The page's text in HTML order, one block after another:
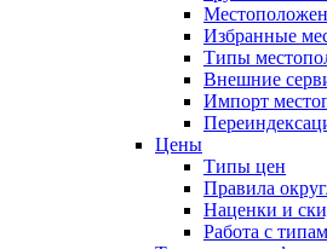
Избранные
Типы
Внешние
Импорт
Цены
Типы цен
Правила
Наценки и
Работа с